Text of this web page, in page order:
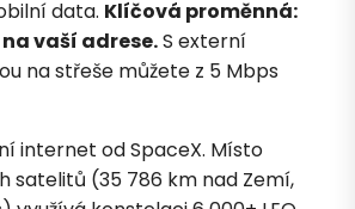
data. Klíčová proměnná:
vaší adrese.S externí
na střeše můžete z 5 Mbps
internet od SpaceX. Místo
satelitů (35 786 km nad Zemí,